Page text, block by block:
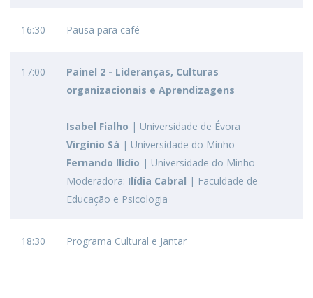
16:30 Pausa para café
17:00 Painel 2 - Lideranças, Culturas
organizacionais e Aprendizagens
Isabel Fialho | Universidade de Évora
Virgínio Sá | Universidade do Minho
Fernando Ilídio | Universidade do Minho
Moderadora: Ilídia Cabral | Faculdade de
Educação e Psicologia
18:30 Programa Cultural e Jantar